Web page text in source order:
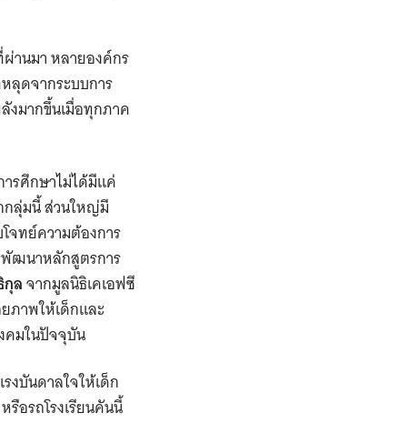
านมา หลายองค์กร
ลุดจากระบบการ
งมากขึ้นเมื่อทุกภาค
รศึกษาไม่ได้มีแค่
กลุ่มนี้ ส่วนใหญ่มี
จทย์ความต้องการ
ฒนาหลักสูตรการ
ลจากมูลนิธิเคเอฟซี
ภาพให้เด็กและ
คมในปัจจุบัน
งบันดาลใจให้เด็ก
อรถโรงเรียนคันนี้